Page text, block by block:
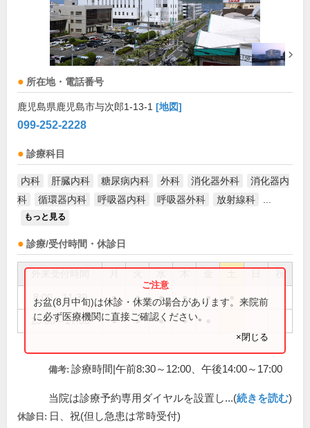
所在地・電話番号
鹿児島県鹿児島市与次郎1-13-1 [地図]
099-252-2228
診療科目
内科 肝臓内科 糖尿病内科 外科 消化器外科
消化器内
科
循環器内科 呼吸器内科 呼吸器外科 放射線科
もっと見る
診療/受付時間・休診日
祝
8:00～11:30 ● ● ● ● ●
13:00～17:00 ● ● ● ●
お盆(8月中旬)は休診・休業の場合があります。来院前
に必ず医療機関に直接ご確認ください。
×閉じる
備考: 診療時間|午前8:30～12:00、午後14:00～17:00
当院は診療予約専用ダイヤルを設置し...(続きを読む)
休診日: 日、祝(但し急患は常時受付)